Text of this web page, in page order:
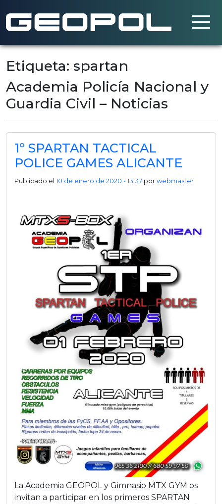
Saltar al contenido principal
Etiqueta: spartan
Academia Policía Nacional y
Guardia Civil – Noticias
1º SPARTAN TACTICAL
POLICE GAMES ALICANTE
Publicado el10 de enero de 2020 - 13:37 porwebmaster
La Academia GEOPOL y Gimnasio MTX GYM os
invitan a participar en los primeros SPARTAN